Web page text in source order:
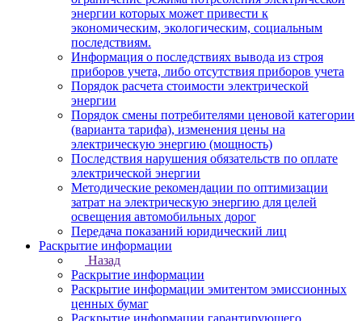
энергии которых может привести к
экономическим, экологическим, социальным
последствиям.
Информация о последствиях вывода из строя
приборов учета, либо отсутствия приборов учета
Порядок расчета стоимости электрической
энергии
Порядок смены потребителями ценовой категории
(варианта тарифа), изменения цены на
электрическую энергию (мощность)
Последствия нарушения обязательств по оплате
электрической энергии
Методические рекомендации по оптимизации
затрат на электрическую энергию для целей
освещения автомобильных дорог
Передача показаний юридический лиц
Раскрытие информации
Назад
Раскрытие информации
Раскрытие информации эмитентом эмиссионных
ценных бумаг
Раскрытие информации гарантирующего